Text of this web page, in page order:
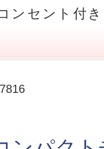
ンセント付